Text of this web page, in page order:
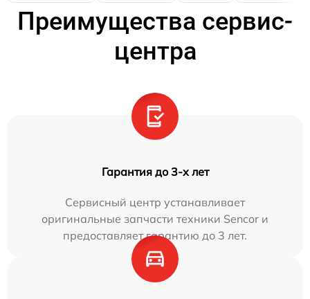
Преимущества сервис-
центра
Гарантия до 3-х лет
Сервисный центр устанавливает
оригинальные запчасти техники Sencor и
предоставляет гарантию до 3 лет.